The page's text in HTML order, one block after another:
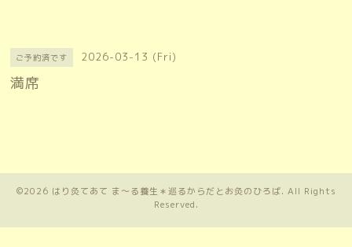
ご予約済です 2026-03-13 (Fri)
満席
©2026 はり灸てあて ま〜る養生＊巡るからだとお灸のひろば. All Rights
Reserved.